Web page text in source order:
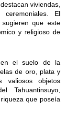
viviendas,
El
que este
y religioso de
en el suelo de la
de oro, plata y
valiosos objetos
Tahuantinsuyo,
que poseía